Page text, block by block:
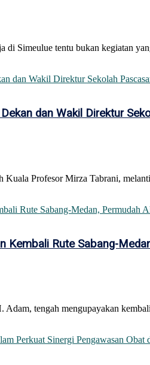
di Simeulue tentu bukan kegiatan
dan Wakil Direktur
Kuala Profesor Mirza Tabrani,
Kembali Rute Sabang-
tengah mengupayakan